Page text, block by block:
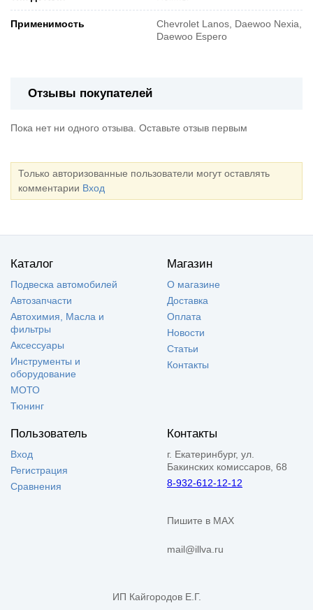
Применимость
Chevrolet Lanos, Daewoo Nexia,
Daewoo Espero
Отзывы покупателей
Пока нет ни одного отзыва. Оставьте отзыв первым
Только авторизованные пользователи могут оставлять
комментарии Вход
Каталог
Подвеска автомобилей
Автозапчасти
Автохимия, Масла и
фильтры
Аксессуары
Инструменты и
оборудование
МОТО
Тюнинг
Магазин
О магазине
Доставка
Оплата
Новости
Статьи
Контакты
Пользователь
Вход
Регистрация
Сравнения
Контакты
г. Екатеринбург, ул.
Бакинских комиссаров, 68
8-932-612-12-12
Пишите в MAX
mail@illva.ru
ИП Кайгородов Е.Г.